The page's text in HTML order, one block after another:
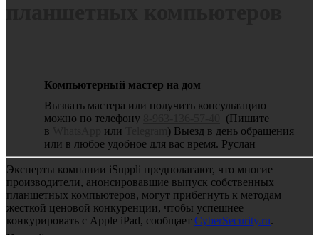
Компьютерный мастер на дом
Вызвать мастера или получить консультацию
можно по телефону
(Пишите
в
или
) Выезд в день обращения
или в любое удобное для вас время. Руслан
Эксперты компании iSuppli предполагают, что многие
производители, анонсировавшие выпуск собственных
планшетных компьютеров, могут прибегнуть к методам
жесткой ценовой конкуренции, чтобы успешнее
конкурировать с Apple iPad, сообщает CyberSecurity.ru.